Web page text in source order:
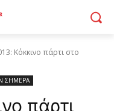
Κόκκινο πάρτι στο
ΣΗΜΕΡΑ
πάρτι